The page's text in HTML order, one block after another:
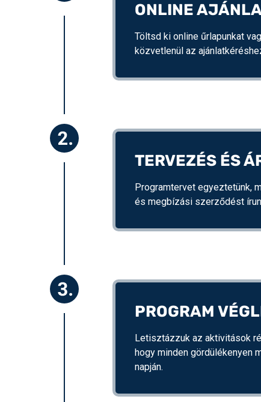
ONLINE
Töltsd ki online űrlapunkat
közvetlenül az
TERVEZÉS ÉS
Programtervet egyeztetünk,
és megbízási szerződést
PROGRAM
Letisztázzuk az aktivitások
hogy minden gördülékenyen
napján.